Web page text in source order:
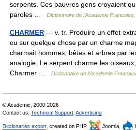
serpents. Ces pauvres gens croyaient
paroles …
Dictionnaire de l'Academie
CHARMER — v. tr. Produire un effet
ou sur quelque chose par un charme
charmait hommes, bêtes et arbres par
analogie, Le serpent charme les oiseaux,
Charmer …
Dictionnaire de l'Academie
© Academic, 2000-2026
Contact us: Technical Support Advertising
Dictionaries export , created on PHP, Joomla,